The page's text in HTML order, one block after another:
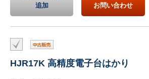
追加
お問い合わせ
HJR17K 高精度電子台はかり